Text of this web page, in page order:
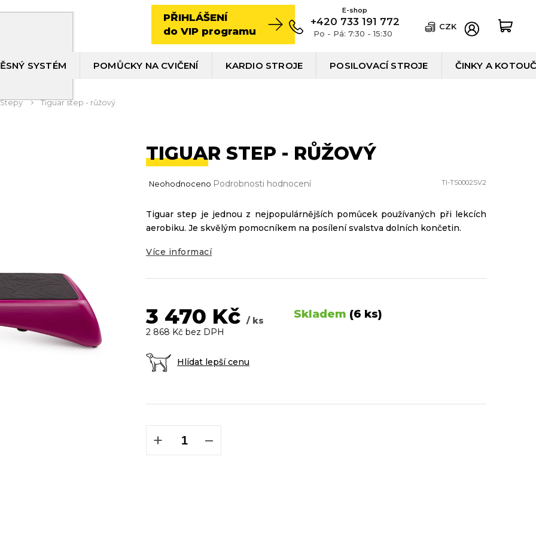
PŘIHLÁŠENÍ
do VIP programu
+420 733 191 772
Po - Pá: 7:30 - 15:30
CZK
SYSTÉM POMŮCKY NA CVIČENÍ KARDIO STROJE POSILOVACÍ STROJE ČINKY A
Stepy Tiguar step - růžový
TIGUAR STEP - RŮŽOVÝ
TI-TS0002SV2
Průměrné
je
0,0
5
Neohodnoceno Podrobnosti hodnocení
3 470 Kč / ks Skladem (6 ks)
Hlídat lepší cenu
2 868 Kč bez DPH
+ −
Tiguar step je jednou z nejpopulárnějších pomůcek používaných při lekcích
aerobiku. Je skvělým pomocníkem na posílení svalstva dolních končetin.
Více informací